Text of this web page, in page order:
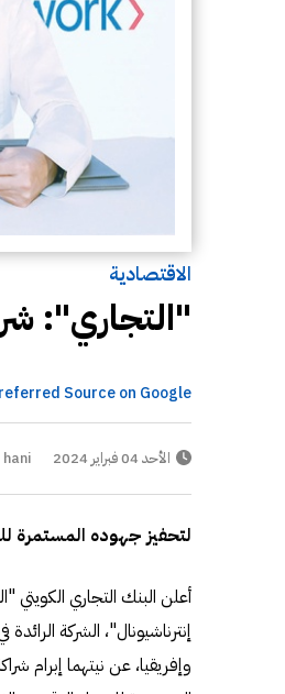
الاقتصادية
"التجاري":
Source on Google
الأحد 04 فبراير 2024 hani
لتحفيز جهوده المستمرة
أعلن البنك التجاري
إنترناشيونال"، الشركة
وإفريقيا، عن نيتهما إبرام